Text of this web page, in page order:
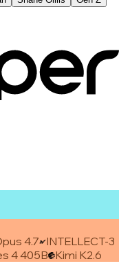
4.7
INTELLECT-3
4 405B
Kimi K2.6